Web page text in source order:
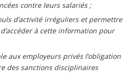
contre leurs salariés ;
d’activité irréguliers et permettre
à cette information pour
aux employeurs privés l’obligation
des sanctions disciplinaires